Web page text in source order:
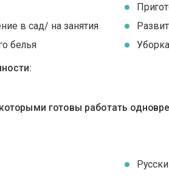
в сад/ на занятия
белья
готовы работать